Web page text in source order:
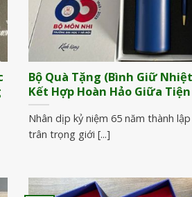
Bộ Quà Tặng (Bình Giữ
Kết Hợp Hoàn Hảo Giữa
Nhân dịp kỷ niệm 65 năm thành
trân trọng giới [...]